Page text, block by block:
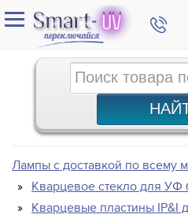
Лампы с доставкой по всему
Кварцевое стекло для УФ
Кварцевые пластины IP&I